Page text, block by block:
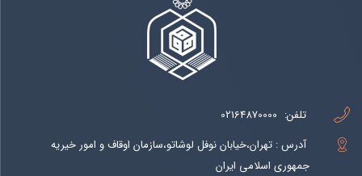
تلفن: 02164870000
آدرس : تهران،خیابان نوفل لوشاتو،سازمان اوقاف و امور خیریه
جمهوری اسلامی ایران